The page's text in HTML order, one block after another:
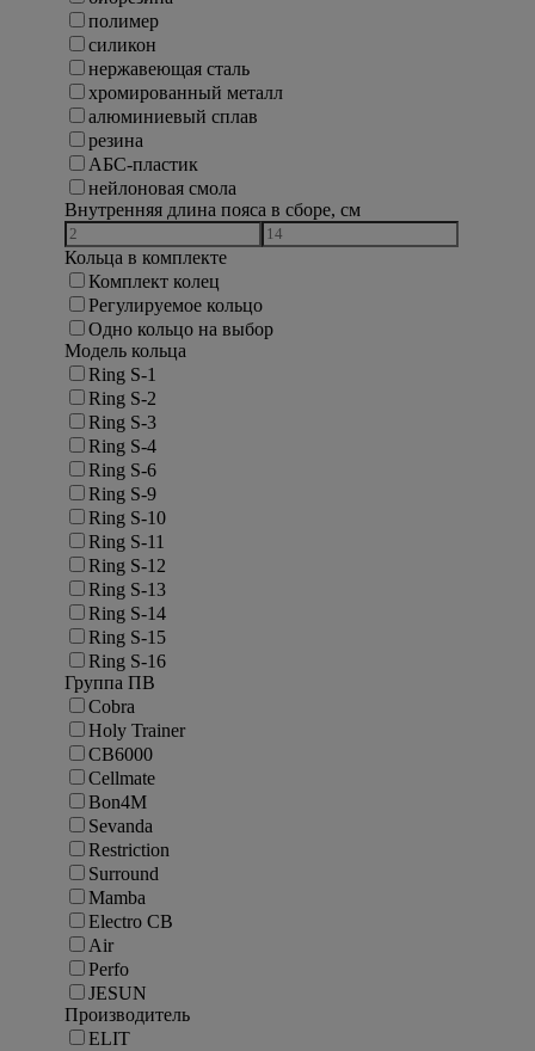
полимер
силикон
нержавеющая сталь
хромированный металл
алюминиевый сплав
резина
АБС-пластик
нейлоновая смола
Внутренняя длина пояса в сборе, см
Кольца в комплекте
Комплект колец
Регулируемое кольцо
Одно кольцо на выбор
Модель кольца
Ring S-1
Ring S-2
Ring S-3
Ring S-4
Ring S-6
Ring S-9
Ring S-10
Ring S-11
Ring S-12
Ring S-13
Ring S-14
Ring S-15
Ring S-16
Группа ПВ
Cobra
Holy Trainer
CB6000
Cellmate
Bon4M
Sevanda
Restriction
Surround
Mamba
Electro CB
Air
Perfo
JESUN
Производитель
ELIT